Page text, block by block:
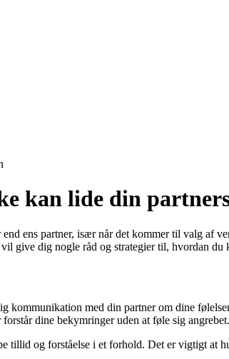
kan lide din
ens partner, især når det kommer til valg
give dig nogle råd og strategier til, hvordan
kommunikation med din partner om dine
dine bekymringer uden at føle sig angrebet.
tillid og forståelse i et forhold. Det er vigtigt at